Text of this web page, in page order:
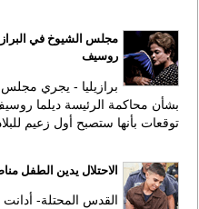
مجلس الشيوخ في
روسيف
برازيليا - يجري مجلس
بشأن محاكمة الرئيسة ديلما
توقعات بأنها ستصبح أول زعيم
الاحتلال يدين الطفل
القدس المحتلة-